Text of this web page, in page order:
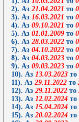
2). Аз 21.04.2021 то
3). Аз 16.03.2021 то
4). Аз 09.10.2021 то
5). Аз 01.01.2009 то
6). Аз 28.03.2022 то
7). Аз 04.10.2022 то
8). Аз 04.03.2023 то
9). Аз 09.03.2023 то
10). Аз 13.03.2023 то
11). Аз 29.11.2022 то
12). Аз 29.11.2022 то
13). Аз 12.02.2024 то
14). Аз 15.04.2024 то
15). Аз 20.02.2024 то